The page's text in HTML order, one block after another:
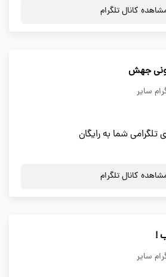
کانال تلگرام
جهش
سایر
تلگرامی شما به رایگان
کانال تلگرام
!
سایر